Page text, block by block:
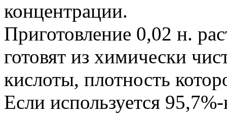
концентрации.
Приготовление 0,02 н.
готовят из химически
кислоты, плотность
Если используется